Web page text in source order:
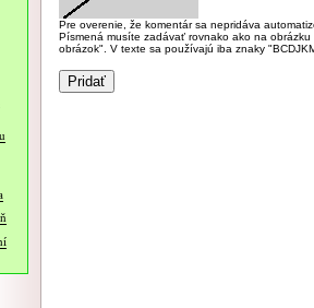
Pre overenie, že komentár sa nepridáva
Písmená musíte zadávať rovnako ako na
obrázok". V texte sa používajú iba znaky